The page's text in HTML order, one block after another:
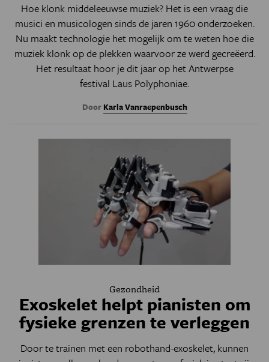
Hoe klonk middeleeuwse muziek? Het is een vraag die
musici en musicologen sinds de jaren 1960 onderzoeken.
Nu maakt technologie het mogelijk om te weten hoe die
muziek klonk op de plekken waarvoor ze werd gecreëerd.
Het resultaat hoor je dit jaar op het Antwerpse
festival Laus Polyphoniae.
Door Karla Vanraepenbusch
Gezondheid
Exoskelet helpt pianisten om
fysieke grenzen te verleggen
Door te trainen met een robothand-exoskelet, kunnen